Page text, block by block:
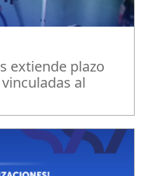
extiende plazo
al